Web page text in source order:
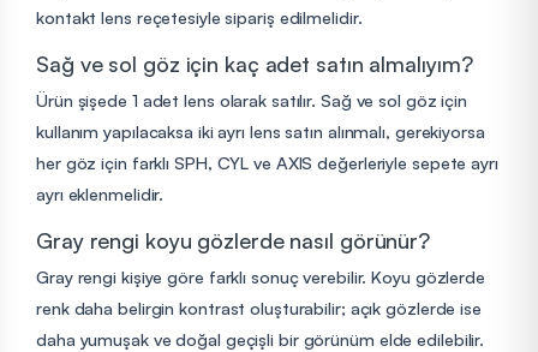
kontakt lens reçetesiyle sipariş edilmelidir.
Sağ ve sol göz için kaç adet satın almalıyım?
Ürün şişede 1 adet lens olarak satılır. Sağ ve sol göz için
kullanım yapılacaksa iki ayrı lens satın alınmalı, gerekiyorsa
her göz için farklı SPH, CYL ve AXIS değerleriyle sepete ayrı
ayrı eklenmelidir.
Gray rengi koyu gözlerde nasıl görünür?
Gray rengi kişiye göre farklı sonuç verebilir. Koyu gözlerde
renk daha belirgin kontrast oluşturabilir; açık gözlerde ise
daha yumuşak ve doğal geçişli bir görünüm elde edilebilir.